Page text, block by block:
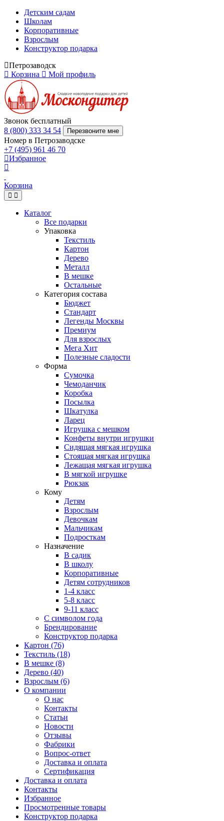
Детским садам
Школам
Корпоративные
Взрослым
Конструктор подарка
Петрозаводск
Корзина
Мой профиль
Звонок бесплатный
8 (800) 333 34 54
Перезвоните мне
Номер в Петрозаводске
+7 (495) 961 46 70
Избранное
Корзина
Каталог
Все подарки
Упаковка
Текстиль
Картон
Дерево
Металл
В мешке
Остальные
Категория состава
Бюджет
Стандарт
Легенды Москвы
Премиум
Для взрослых
Мега Хит
Полезные сладости
Форма
Сумочка
Чемоданчик
Коробка
Посылка
Шкатулка
Ларец
Игрушка с мешком
Конфеты внутри игрушки
Сидящая мягкая игрушка
Стоящая мягкая игрушка
Лежащая мягкая игрушка
В мягкой игрушке
Рюкзак
Кому
Детям
Взрослым
Девочкам
Мальчикам
Подросткам
Назначение
В садик
В школу
Корпоративные
Детям сотрудников
1-4 класс
5-8 класс
9-11 класс
С символом года
Брендирование
Конструктор подарка
Картон (76)
Текстиль (18)
В мешке (8)
Дерево (40)
Взрослым (6)
О компании
О нас
Контакты
Статьи
Новости
Отзывы
Фабрики
Вопрос-ответ
Доставка и оплата
Сертификация
Доставка и оплата
Контакты
Избранное
Просмотренные товары
Конструктор подарка